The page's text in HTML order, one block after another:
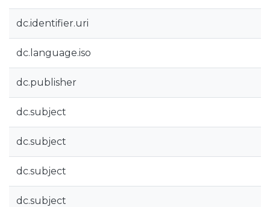
dc.identifier.uri
dc.language.iso
dc.publisher
dc.subject
dc.subject
dc.subject
dc.subject